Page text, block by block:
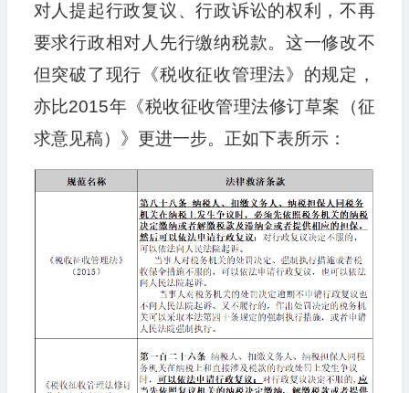
对人提起行政复议、行政诉讼的权利，不再
要求行政相对人先行缴纳税款。这一修改不
但突破了现行《税收征收管理法》的规定，
亦比2015年《税收征收管理法修订草案（征
求意见稿）》更进一步。正如下表所示：